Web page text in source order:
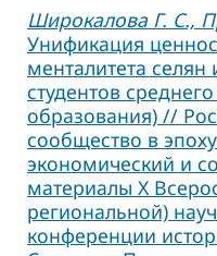
Широкалова Г. С.,
Унификация
менталитета
студентов
образования) //
сообщество в
экономический и
материалы X
региональной)
конференции